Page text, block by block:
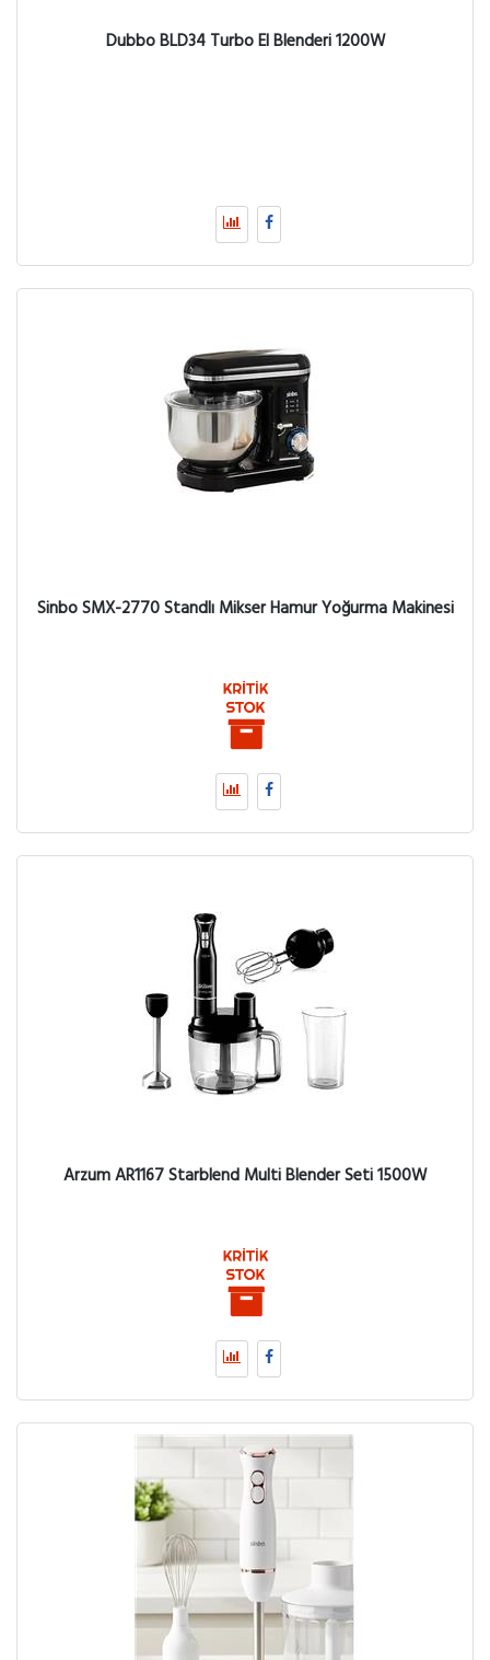
Dubbo BLD34 Turbo El Blenderi 1200W
Sinbo SMX-2770 Standlı Mikser Hamur Yoğurma Makinesi
Arzum AR1167 Starblend Multi Blender Seti 1500W